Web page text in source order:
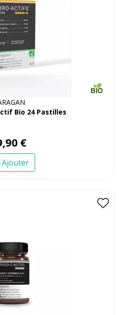
Bio 24 Pastilles
,90 €
Ajouter